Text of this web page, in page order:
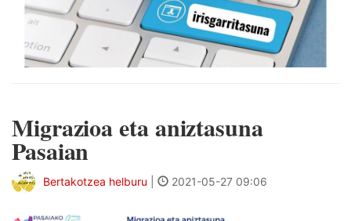
Migrazioa eta aniztasuna
Pasaian
Bertakotzea helburu 2021-05-27 09:06